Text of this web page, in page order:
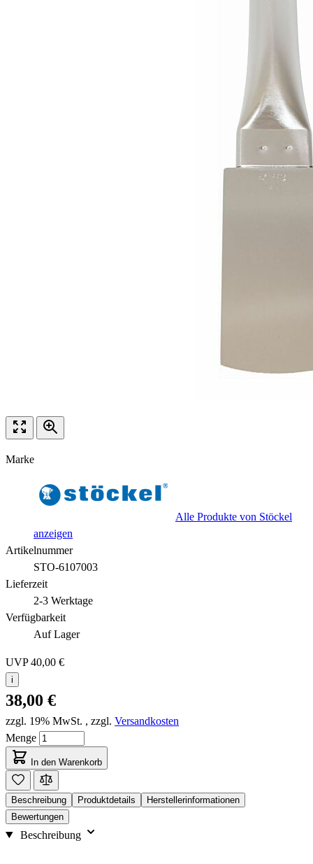
Marke
Alle Produkte von Stöckel
anzeigen
Artikelnummer
STO-6107003
Lieferzeit
2-3 Werktage
Verfügbarkeit
Auf Lager
UVP40,00 €
i
38,00 €
zzgl. 19% MwSt. , zzgl. Versandkosten
Menge
In den Warenkorb
Beschreibung Produktdetails
Herstellerinformationen
Bewertungen
Beschreibung